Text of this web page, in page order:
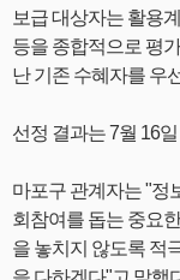
보급 대상자는 활용
등을 종합적으로 평
난 기존 수혜자를 우
선정 결과는 7월 16
마포구 관계자는 "정
회참여를 돕는 중요
을 놓치지 않도록 적